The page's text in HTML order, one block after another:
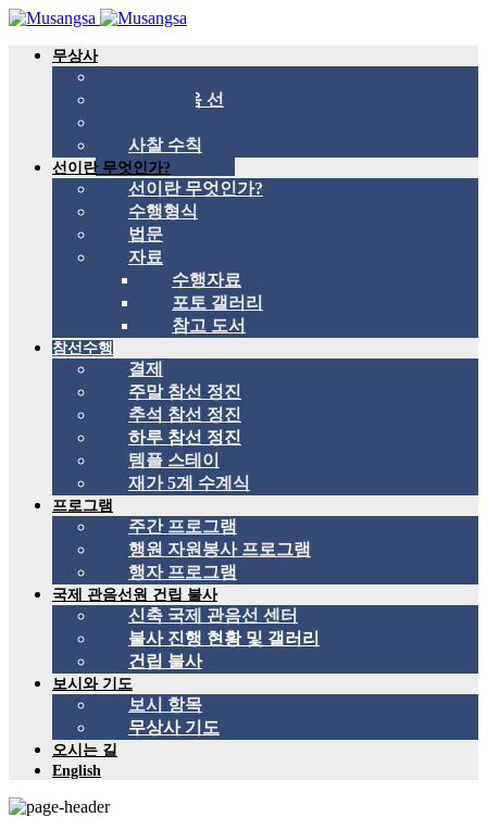
무상사
국제 관음 선
사찰 수칙
선이란 무엇인가?
선이란 무엇인가?
수행형식
법문
자료
수행자료
포토 갤러리
참고 도서
참선수행
결제
주말 참선 정진
추석 참선 정진
하루 참선 정진
템플 스테이
재가 5계 수계식
프로그램
주간 프로그램
행원 자원봉사 프로그램
행자 프로그램
국제 관음선원 건립 불사
신축 국제 관음선 센터
불사 진행 현황 및 갤러리
건립 불사
보시와 기도
보시 항목
무상사 기도
오시는 길
English